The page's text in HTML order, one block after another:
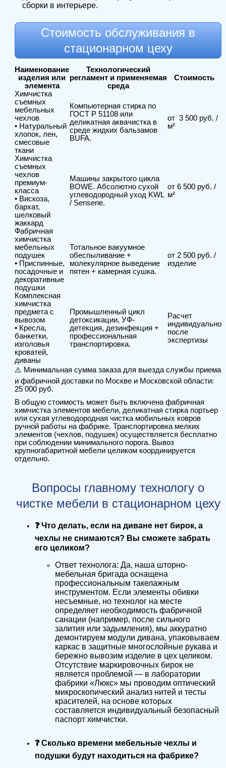
сборки в интерьере.
Стоимость обслуживания в
стационарном цеху
Наименование
изделия или
элемента
Технологический
регламент и применяемая
среда
Стоимость
Химчистка
съемных
мебельных
чехлов
• Натуральный
хлопок, лен,
смесовые
ткани
Компьютерная стирка по
ГОСТ Р 51108 или
деликатная аквачистка в
среде жидких бальзамов
BUFA.
от 3 500 руб. /
м²
Химчистка
съемных
чехлов
премиум-
класса
• Вискоза,
бархат,
шелковый
жаккард
Машины закрытого цикла
BOWE. Абсолютно сухой
углеводородный уход KWL
/ Sensene.
от 6 500 руб. /
м²
Фабричная
химчистка
мебельных
подушек
• Приспинные,
посадочные и
декоративные
подушки
Тотальное вакуумное
обеспыливание +
молекулярное выведение
пятен + камерная сушка.
от 2 500 руб. /
изделие
Комплексная
химчистка
предмета с
вывозом
• Кресла,
банкетки,
изголовья
кроватей,
диваны
Промышленный цикл
детоксикации, УФ-
детекция, дезинфекция +
профессиональная
транспортировка.
Расчет
индивидуально
после
экспертизы
⚠️ Минимальная сумма заказа для выезда службы приема
и фабричной доставки по Москве и Московской области:
25 000 руб.
В общую стоимость может быть включена фабричная
химчистка элементов мебели, деликатная стирка портьер
или сухая углеводородная чистка мобильных ковров
ручной работы на фабрике. Транспортировка мелких
элементов (чехлов, подушек) осуществляется бесплатно
при соблюдении минимального порога. Вывоз
крупногабаритной мебели целиком координируется
отдельно.
Вопросы главному технологу о
чистке мебели в стационарном цеху
❓ Что делать, если на диване нет бирок, а
чехлы не снимаются? Вы сможете забрать
его целиком?
Ответ технолога: Да, наша шторно-
мебельная бригада оснащена
профессиональным такелажным
инструментом. Если элементы обивки
несъемные, но технолог на месте
определяет необходимость фабричной
санации (например, после сильного
залития или задымления), мы аккуратно
демонтируем модули дивана, упаковываем
каркас в защитные многослойные рукава и
бережно вывозим изделие в цех целиком.
Отсутствие маркировочных бирок не
является проблемой — в лаборатории
фабрики «Люкс» мы проводим оптический
микроскопический анализ нитей и тесты
красителей, на основе которых
составляется индивидуальный безопасный
паспорт химчистки.
❓ Сколько времени мебельные чехлы и
подушки будут находиться на фабрике?